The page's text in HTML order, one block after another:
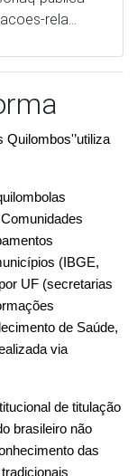
(IBGE,
UF (secretarias
de Saúde,
via
de titulação
brasileiro não
das
identificar as
levantamento,
censo demográfico
pessoas
do IBGE, que
2020,